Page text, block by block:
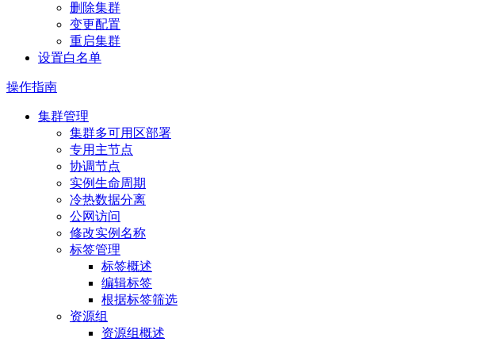
删除集群
变更配置
重启集群
设置白名单
操作指南
集群管理
集群多可用区部署
专用主节点
协调节点
实例生命周期
冷热数据分离
公网访问
修改实例名称
标签管理
标签概述
编辑标签
根据标签筛选
资源组
资源组概述